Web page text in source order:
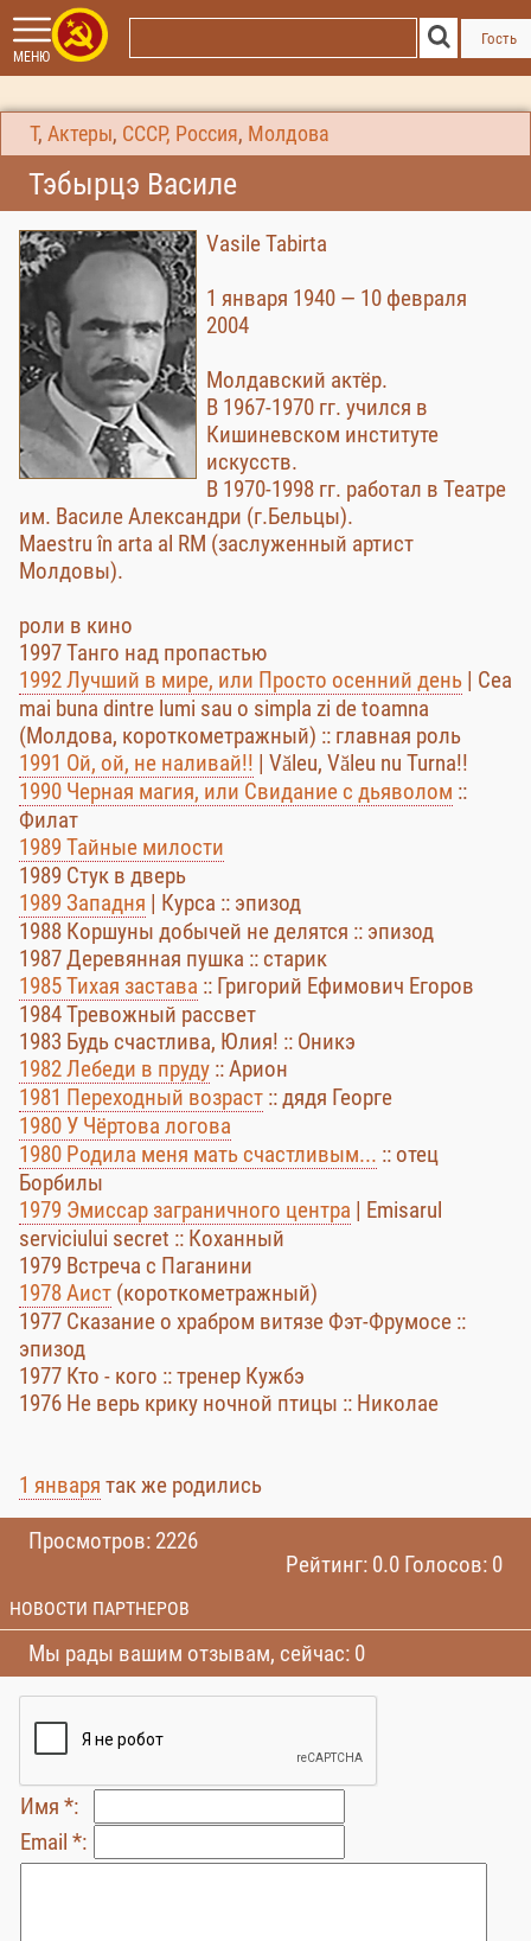
МЕНЮ
Гость
Т, Актеры, СССР, Россия, Молдова
Тэбырцэ Василе
Vasile Tabirta
1 января 1940 — 10 февраля
2004
Молдавский актёр.
В 1967-1970 гг. учился в
Кишиневском институте
искусств.
В 1970-1998 гг. работал в Театре
им. Василе Александри (г.Бельцы).
Maestru în arta al RM (заслуженный артист
Молдовы).
роли в кино
1997 Танго над пропастью
1992 Лучший в мире, или Просто осенний день | Cea
mai buna dintre lumi sau o simpla zi de toamna
(Молдова, короткометражный) :: главная роль
1991 Ой, ой, не наливай!! | Văleu, Văleu nu Turna!!
1990 Черная магия, или Свидание с дьяволом ::
Филат
1989 Тайные милости
1989 Стук в дверь
1989 Западня | Курса :: эпизод
1988 Коршуны добычей не делятся :: эпизод
1987 Деревянная пушка :: старик
1985 Тихая застава :: Григорий Ефимович Егоров
1984 Тревожный рассвет
1983 Будь счастлива, Юлия! :: Оникэ
1982 Лебеди в пруду :: Арион
1981 Переходный возраст :: дядя Георге
1980 У Чёртова логова
1980 Родила меня мать счастливым... :: отец
Борбилы
1979 Эмиссар заграничного центра | Emisarul
serviciului secret :: Коханный
1979 Встреча с Паганини
1978 Аист (короткометражный)
1977 Сказание о храбром витязе Фэт-Фрумосе ::
эпизод
1977 Кто - кого :: тренер Кужбэ
1976 Не верь крику ночной птицы :: Николае
1 января так же родились
Просмотров: 2226
Рейтинг: 0.0 Голосов: 0
НОВОСТИ ПАРТНЕРОВ
Мы рады вашим отзывам, сейчас: 0
Имя *:
Email *: